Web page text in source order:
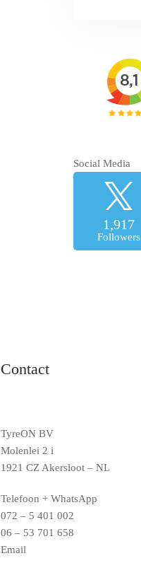
Social Media
1,917
Followers
Contact
TyreON BV
Molenlei 2 i
1921 CZ Akersloot – NL
Telefoon + WhatsApp
072 – 5 401 002
06 – 53 701 658
Email